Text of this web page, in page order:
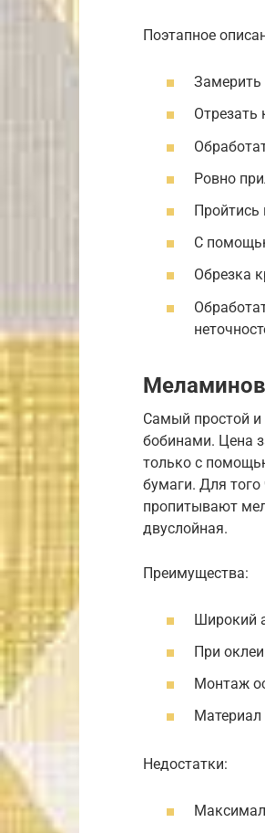
Поэтапное
Замерить
Отрезать
Ровно
Пройтись
С
Обрезка
Самый простой
бобинами. Цена
только с
бумаги. Для
пропитывают
двуслойная.
Преимущества:
Широкий
При
Монтаж
Материал
Недостатки: